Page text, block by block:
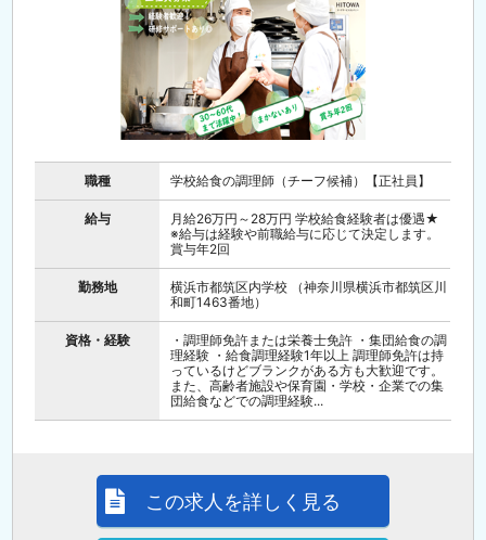
職種 学校給食の調理師（チーフ候補）【正社員】
給与
月給26万円～28万円 学校給食経験者は優遇★
※給与は経験や前職給与に応じて決定します。
賞与年2回
勤務地
横浜市都筑区内学校 （神奈川県横浜市都筑区川
和町1463番地）
資格・経験
・調理師免許または栄養士免許 ・集団給食の調
理経験 ・給食調理経験1年以上 調理師免許は持
っているけどブランクがある方も大歓迎です。
また、高齢者施設や保育園・学校・企業での集
団給食などでの調理経験...
この求人を詳しく見る